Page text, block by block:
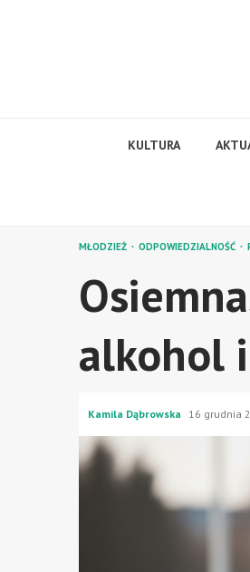
KULTURA
MŁODZIEŻ ODPOWIEDZIALNOŚĆ
alkohol
Kamila Dąbrowska 16 grudnia